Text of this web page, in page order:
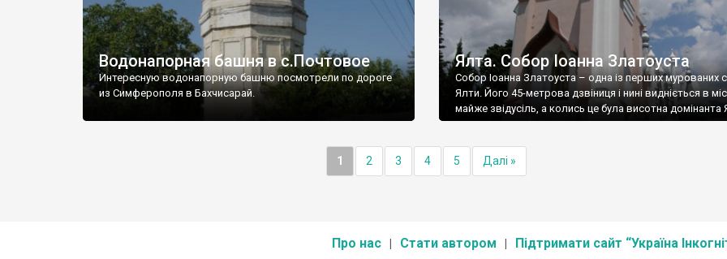
Водонапорная башня в с.Почтовое
Интересную водонапорную башню посмотрели по дороге
из Симферополя в Бахчисарай.
Ялта. Собор Іоанна Златоуста
Собор Іоанна Златоуста – одна із перших мурованих
Ялти. Його 45-метрова дзвіниця і нині видніється в
майже звідусіль, а колись це була висотна домінанта
1 2 3 4 5 Далі »
Про нас Стати автором Підтримати сайт “Україна